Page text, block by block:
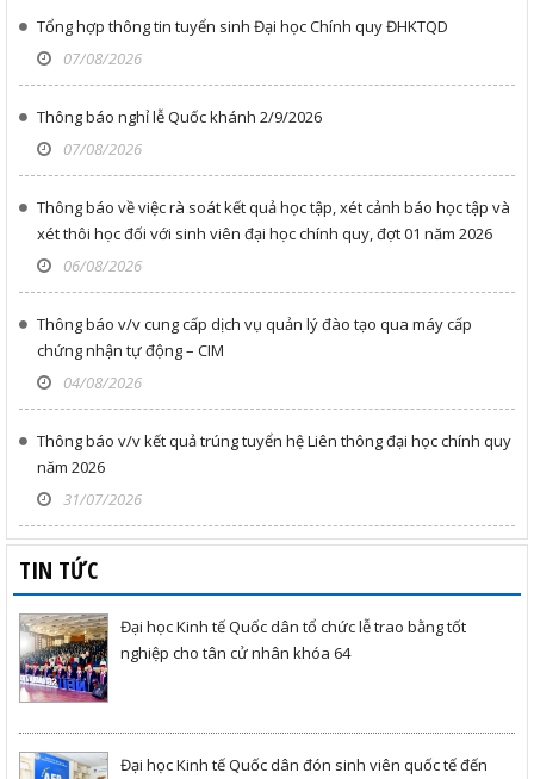
Tổng hợp thông tin tuyển sinh Đại học Chính quy ĐHKTQD
07/08/2026
Thông báo nghỉ lễ Quốc khánh 2/9/2026
07/08/2026
Thông báo về việc rà soát kết quả học tập, xét cảnh báo học tập và
xét thôi học đối với sinh viên đại học chính quy, đợt 01 năm 2026
06/08/2026
Thông báo v/v cung cấp dịch vụ quản lý đào tạo qua máy cấp
chứng nhận tự động – CIM
04/08/2026
Thông báo v/v kết quả trúng tuyển hệ Liên thông đại học chính quy
năm 2026
31/07/2026
TIN TỨC
Đại học Kinh tế Quốc dân tổ chức lễ trao bằng tốt
nghiệp cho tân cử nhân khóa 64
Đại học Kinh tế Quốc dân đón sinh viên quốc tế đến